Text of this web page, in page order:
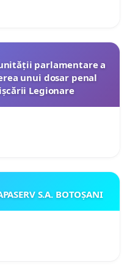
parlamentare a
unui dosar penal
Legionare
S.A. BOTOȘANI